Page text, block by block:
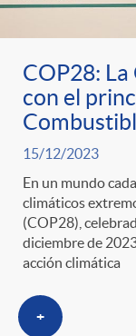
COP28:
con el
15/12/2023
En un mundo
climáticos
(COP28),
diciembre de
acción climática
+